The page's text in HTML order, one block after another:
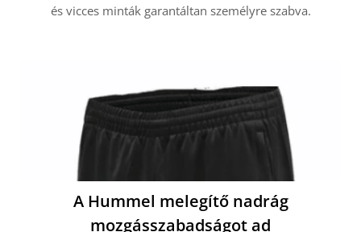
és vicces minták garantáltan személyre szabva.
A Hummel melegítő nadrág
mozgásszabadságot ad